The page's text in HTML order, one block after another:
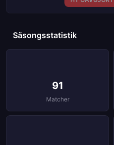
Säsongsstatistik
91
Matcher